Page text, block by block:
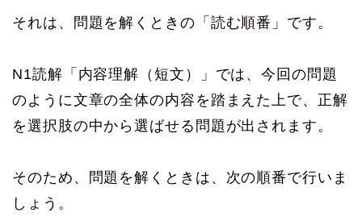
それは、問題を解くときの「読む順番」です。
N1読解「内容理解（短文）」では、今回の問題
のように文章の全体の内容を踏まえた上で、正解
を選択肢の中から選ばせる問題が出されます。
そのため、問題を解くときは、次の順番で行いま
しょう。